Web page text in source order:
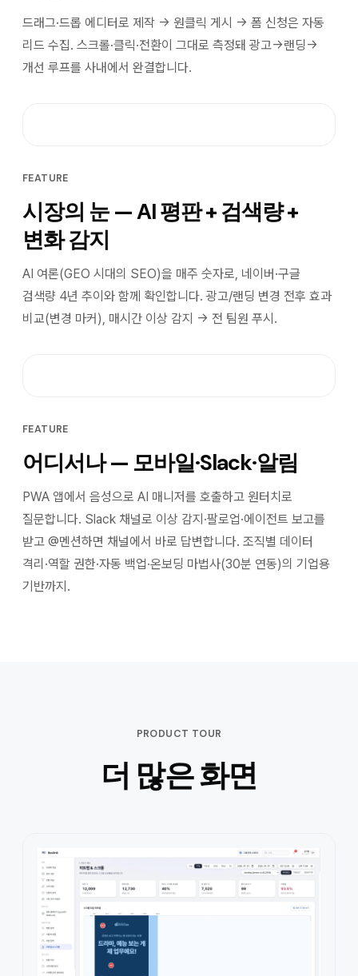
드래그·드롭 에디터로 제작 → 원클릭 게시 → 폼 신청은 자동
리드 수집. 스크롤·클릭·전환이 그대로 측정돼 광고→랜딩→
개선 루프를 사내에서 완결합니다.
FEATURE
시장의 눈 — AI 평판 + 검색량 +
변화 감지
AI 여론(GEO 시대의 SEO)을 매주 숫자로, 네이버·구글
검색량 4년 추이와 함께 확인합니다. 광고/랜딩 변경 전후 효과
비교(변경 마커), 매시간 이상 감지 → 전 팀원 푸시.
FEATURE
어디서나 — 모바일·Slack·알림
PWA 앱에서 음성으로 AI 매니저를 호출하고 원터치로
질문합니다. Slack 채널로 이상 감지·팔로업·에이전트 보고를
받고 @멘션하면 채널에서 바로 답변합니다. 조직별 데이터
격리·역할 권한·자동 백업·온보딩 마법사(30분 연동)의 기업용
기반까지.
PRODUCT TOUR
더 많은 화면